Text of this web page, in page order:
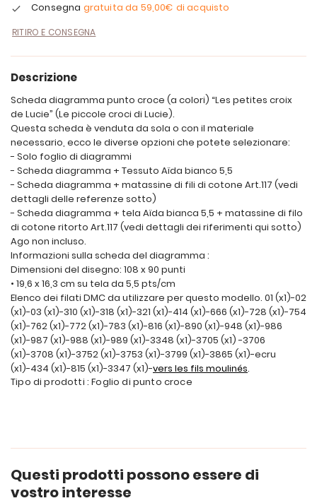
Consegna gratuita da 59,00€ di acquisto
RITIRO E CONSEGNA
Descrizione
Scheda diagramma punto croce (a colori) “Les petites croix
de Lucie” (Le piccole croci di Lucie).
Questa scheda è venduta da sola o con il materiale
necessario, ecco le diverse opzioni che potete selezionare:
- Solo foglio di diagrammi
- Scheda diagramma + Tessuto Aïda bianco 5,5
- Scheda diagramma + matassine di fili di cotone Art.117 (vedi
dettagli delle referenze sotto)
- Scheda diagramma + tela Aïda bianca 5,5 + matassine di filo
di cotone ritorto Art.117 (vedi dettagli dei riferimenti qui sotto)
Ago non incluso.
Informazioni sulla scheda del diagramma :
Dimensioni del disegno: 108 x 90 punti
• 19,6 x 16,3 cm su tela da 5,5 pts/cm
Elenco dei filati DMC da utilizzare per questo modello. 01 (x1)-02
(x1)-03 (x1)-310 (x1)-318 (x1)-321 (x1)-414 (x1)-666 (x1)-728 (x1)-754
(x1)-762 (x1)-772 (x1)-783 (x1)-816 (x1)-890 (x1)-948 (x1)-986
(x1)-987 (x1)-988 (x1)-989 (x1)-3348 (x1)-3705 (x1) -3706
(x1)-3708 (x1)-3752 (x1)-3753 (x1)-3799 (x1)-3865 (x1)-ecru
(x1)-434 (x1)-815 (x1)-3347 (x1)-vers les fils moulinés.
Tipo di prodotti : Foglio di punto croce
Questi prodotti possono essere di
vostro interesse